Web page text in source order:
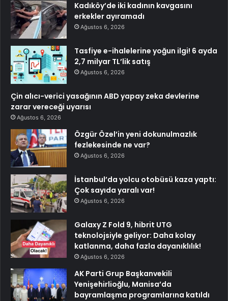
Kadıköy’de iki kadının kavgasını
erkekler ayıramadı
Ağustos 6, 2026
Tasfiye e-ihalelerine yoğun ilgi! 6 ayda
2,7 milyar TL’lik satış
Ağustos 6, 2026
Çin alıcı-verici yasağının ABD yapay zeka devlerine
zarar vereceği uyarısı
Ağustos 6, 2026
Özgür Özel’in yeni dokunulmazlık
fezlekesinde ne var?
Ağustos 6, 2026
İstanbul’da yolcu otobüsü kaza yaptı:
Çok sayıda yaralı var!
Ağustos 6, 2026
Galaxy Z Fold 9, hibrit UTG
teknolojsiyle geliyor: Daha kolay
katlanma, daha fazla dayanıklılık!
Ağustos 6, 2026
AK Parti Grup Başkanvekili
Yenişehirlioğlu, Manisa’da
bayramlaşma programlarına katıldı